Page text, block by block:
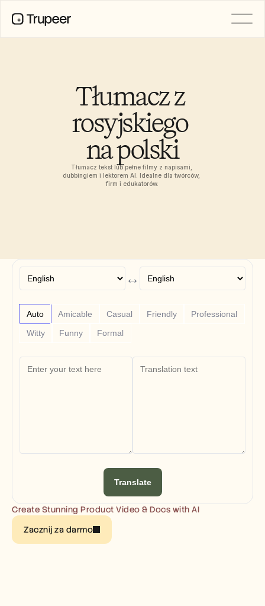
Tłumacz z
rosyjskiego
na polski
Tłumacz tekst lub pełne filmy z napisami,
dubbingiem i lektorem AI. Idealne dla twórców,
firm i edukatorów.
Create Stunning Product Video & Docs with AI
Zacznij za darmo
↔
Auto Amicable Casual Friendly
Professional
Witty
Funny Formal
Translate
Pricing
Careers
AI Screen Recording
Free Tools
FAQs
Announcement
Partner Program
USECASES
Change Management
Sales Enablement
Product Marketing
Customer Success